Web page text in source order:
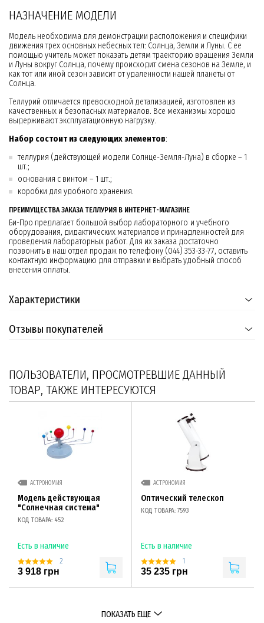
НАЗНАЧЕНИЕ МОДЕЛИ
Модель необходима для демонстрации расположения и специфики
движения трех основных небесных тел: Солнца, Земли и Луны. С ее
помощью учитель может показать детям траекторию вращения Земли
и Луны вокруг Солнца, почему происходит смена сезонов на Земле, и
как тот или иной сезон зависит от удаленности нашей планеты от
Солнца.
Теллурий отличается превосходной детализацией, изготовлен из
качественных и безопасных материалов. Все механизмы хорошо
выдерживают эксплуатационную нагрузку.
Набор состоит из следующих элементов:
теллурия (действующей модели Солнце-Земля-Луна) в сборке – 1
шт.;
основания с винтом – 1 шт.;
коробки для удобного хранения.
ПРЕИМУЩЕСТВА ЗАКАЗА ТЕЛЛУРИЯ В ИНТЕРНЕТ-МАГАЗИНЕ
Би-Про предлагает большой выбор лабораторного и учебного
оборудования, дидактических материалов и принадлежностей для
проведения лабораторных работ. Для их заказа достаточно
позвонить в наш отдел продаж по телефону (044) 353-33-77, оставить
контактную информацию для отправки и выбрать удобный способ
внесения оплаты.
Характеристики
Отзывы покупателей
ПОЛЬЗОВАТЕЛИ, ПРОСМОТРЕВШИЕ ДАННЫЙ
ТОВАР, ТАКЖЕ ИНТЕРЕСУЮТСЯ
АСТРОНОМИЯ
Модель действующая
"Солнечная система"
КОД ТОВАРА: 452
Есть в наличие
2
3 918 грн
АСТРОНОМИЯ
Оптический телескоп
КОД ТОВАРА: 7593
Есть в наличие
1
35 235 грн
ПОКАЗАТЬ ЕЩЕ